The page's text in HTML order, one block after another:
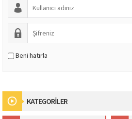
Beni hatırla
KATEGORİLER